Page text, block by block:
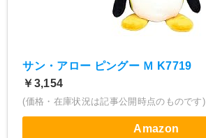
サン・アロー ピングー Ｍ K7719
￥3,154
(価格・在庫状況は記事公開時点のものです)
Amazon